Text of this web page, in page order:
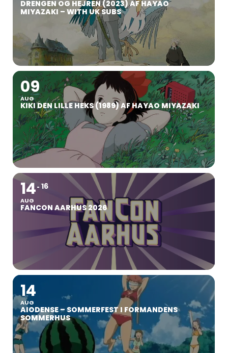
DRENGEN OG HEJREN (2023) AF HAYAO
MIYAZAKI – WITH UK SUBS
09
AUG
KIKI DEN LILLE HEKS (1989) AF HAYAO MIYAZAKI
14
AUG
16
FANCON AARHUS 2026
14
AUG
AIODENSE – SOMMERFEST I FORMANDENS
SOMMERHUS